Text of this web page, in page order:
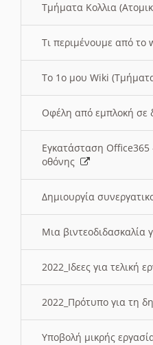
Τμήματα Κολλια
Τι περιμένουμε από το
Το 1ο μου Wiki
Οφέλη από εμπλοκή σε
Εγκατάσταση
οθόνης
Δημιουργία
Μια
2022_Ιδεες για τελική
2022_Πρότυπο για τη
Υποβολή μικρής